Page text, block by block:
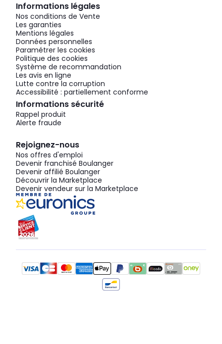
Informations légales
Nos conditions de Vente
Les garanties
Mentions légales
Données personnelles
Paramétrer les cookies
Politique des cookies
Système de recommandation
Les avis en ligne
Lutte contre la corruption
Accessibilité : partiellement conforme
Informations sécurité
Rappel produit
Alerte fraude
Rejoignez-nous
Nos offres d'emploi
Devenir franchisé Boulanger
Devenir affilié Boulanger
Découvrir la Marketplace
Devenir vendeur sur la Marketplace